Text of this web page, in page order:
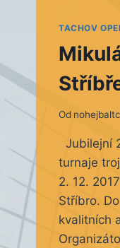
TACHOV
Od nohejbaltc
Jubilejní
turnaje
2. 12.
Stříbro.
kvalitních